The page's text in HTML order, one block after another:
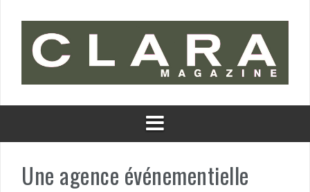
Une agence événementielle